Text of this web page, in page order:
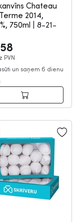
Chateau
2014,
750ml
8-21-
PVN
un saņem 6 dienu